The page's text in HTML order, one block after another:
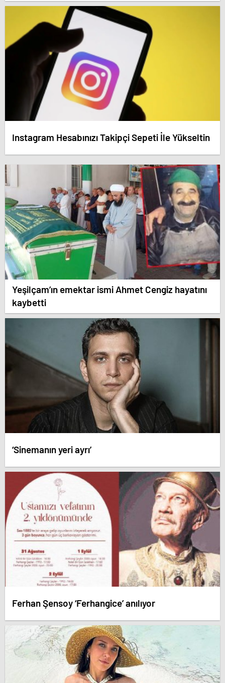
dedirten savunma! – Antalya haberleri
Instagram Hesabınızı Takipçi Sepeti İle Yükseltin
Yeşilçam’ın emektar ismi Ahmet Cengiz hayatını
kaybetti
‘Sinemanın yeri ayrı’
Ferhan Şensoy ‘Ferhangice’ anılıyor